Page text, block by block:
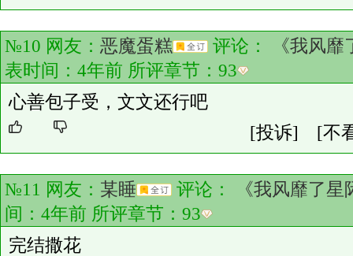
№10 网友： 恶魔蛋糕 评论：
《我风
表时间：4年前 所评章节： 93
心善包子受，文文还行吧
[投诉]
[不
№11 网友： 某睡 评论：
《我风靡了
间：4年前 所评章节： 93
完结撒花